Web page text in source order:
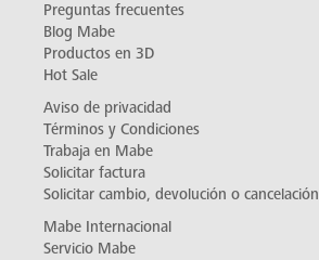
Preguntas frecuentes
Blog Mabe
Productos en 3D
Hot Sale
Aviso de privacidad
Términos y Condiciones
Trabaja en Mabe
Solicitar factura
Solicitar cambio, devolución o cancelación
Mabe Internacional
Servicio Mabe